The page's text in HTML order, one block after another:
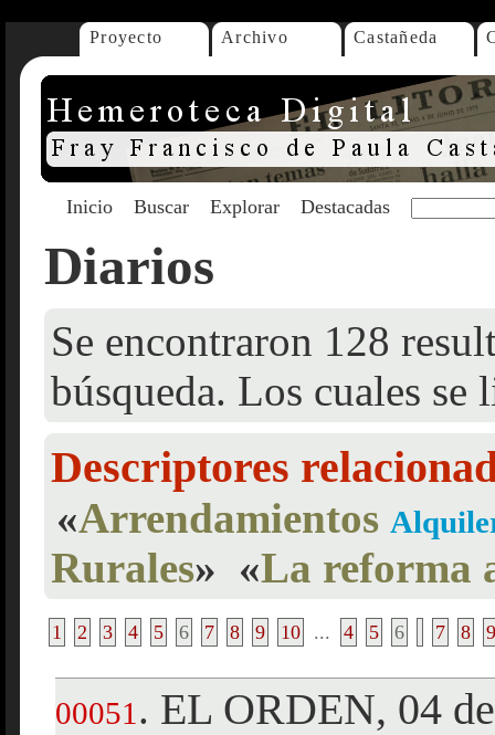
Proyecto Archivo Castañeda
Inicio Buscar Explorar Destacadas
Diarios
Se encontraron 128
búsqueda. Los cuales se
Descriptores
«Arrendamientos
Rurales» «La reforma
1 2 3 4 5 6 7 8 9 10 ... 4 5 6 7 8 9
00051 . EL ORDEN, 04